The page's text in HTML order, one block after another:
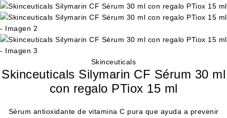
Skinceuticals
Skinceuticals Silymarin CF Sérum 30 ml
con regalo PTiox 15 ml
Sérum antioxidante de vitamina C pura que ayuda a prevenir